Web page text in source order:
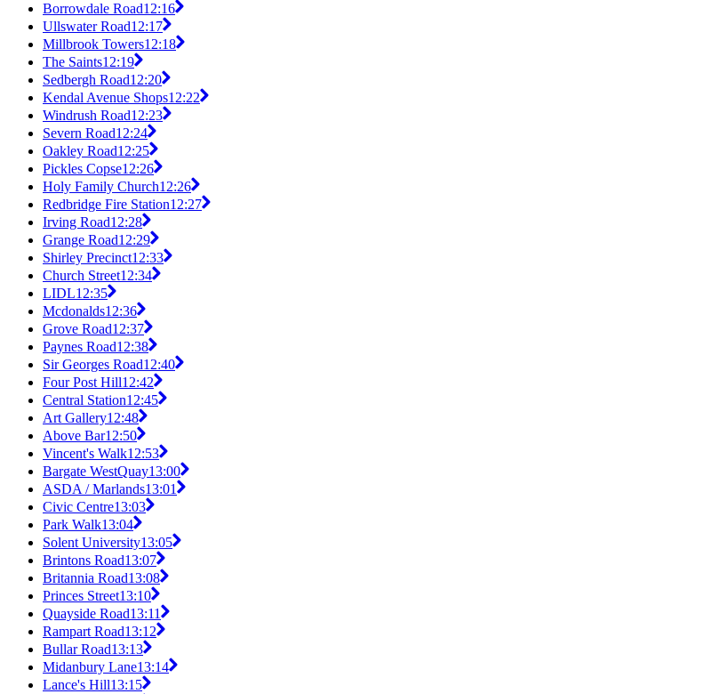
Borrowdale Road12:16
Ullswater Road12:17
Millbrook Towers12:18
The Saints12:19
Sedbergh Road12:20
Kendal Avenue Shops12:22
Windrush Road12:23
Severn Road12:24
Oakley Road12:25
Pickles Copse12:26
Holy Family Church12:26
Redbridge Fire Station12:27
Irving Road12:28
Grange Road12:29
Shirley Precinct12:33
Church Street12:34
LIDL12:35
Mcdonalds12:36
Grove Road12:37
Paynes Road12:38
Sir Georges Road12:40
Four Post Hill12:42
Central Station12:45
Art Gallery12:48
Above Bar12:50
Vincent's Walk12:53
Bargate WestQuay13:00
ASDA / Marlands13:01
Civic Centre13:03
Park Walk13:04
Solent University13:05
Brintons Road13:07
Britannia Road13:08
Princes Street13:10
Quayside Road13:11
Rampart Road13:12
Bullar Road13:13
Midanbury Lane13:14
Lance's Hill13:15